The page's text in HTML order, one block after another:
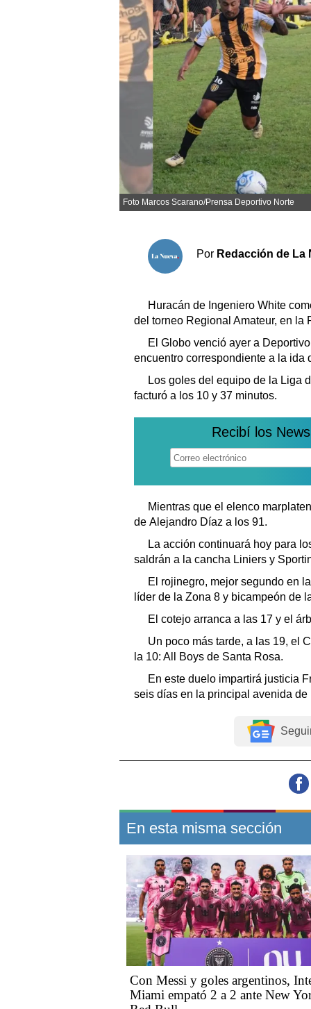
Economía y campo
Sociedad y tiempo libre
El tiempo
Cartón Lleno
Clasificados
Horóscopo
Servicios
Foto Marcos Scarano/Prensa Deportivo Norte
Por Redacción de La
Huracán de Ingeniero White
del torneo Regional Amateur, en la
El Globo venció ayer a
encuentro correspondiente a la ida
Los goles del equipo de la Liga
facturó a los 10 y 37 minutos.
Recibí los
Mientras que el elenco
de Alejandro Díaz a los 91.
La acción continuará hoy para
saldrán a la cancha Liniers y
El rojinegro, mejor segundo en
líder de la Zona 8 y bicampeón de
El cotejo arranca a las 17 y el
Un poco más tarde, a las 19, el
la 10: All Boys de Santa Rosa.
En este duelo impartirá justicia
seis días en la principal avenida de
En esta misma sección
Con Messi y goles argentinos,
Miami empató 2 a 2 ante New